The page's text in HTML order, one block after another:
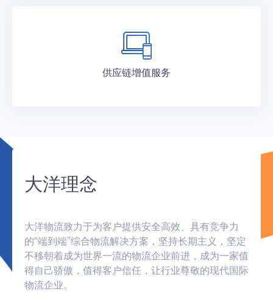
供应链增值服务
大洋理念
大洋物流致力于为客户提供安全高效、具有竞争力
的"端到端”综合物流解决方案，坚持长期主义，坚定
不移朝着成为世界一流的物流企业前进，成为一家值
得自己骄傲，值得客户信任，让行业尊敬的现代国际
物流企业。